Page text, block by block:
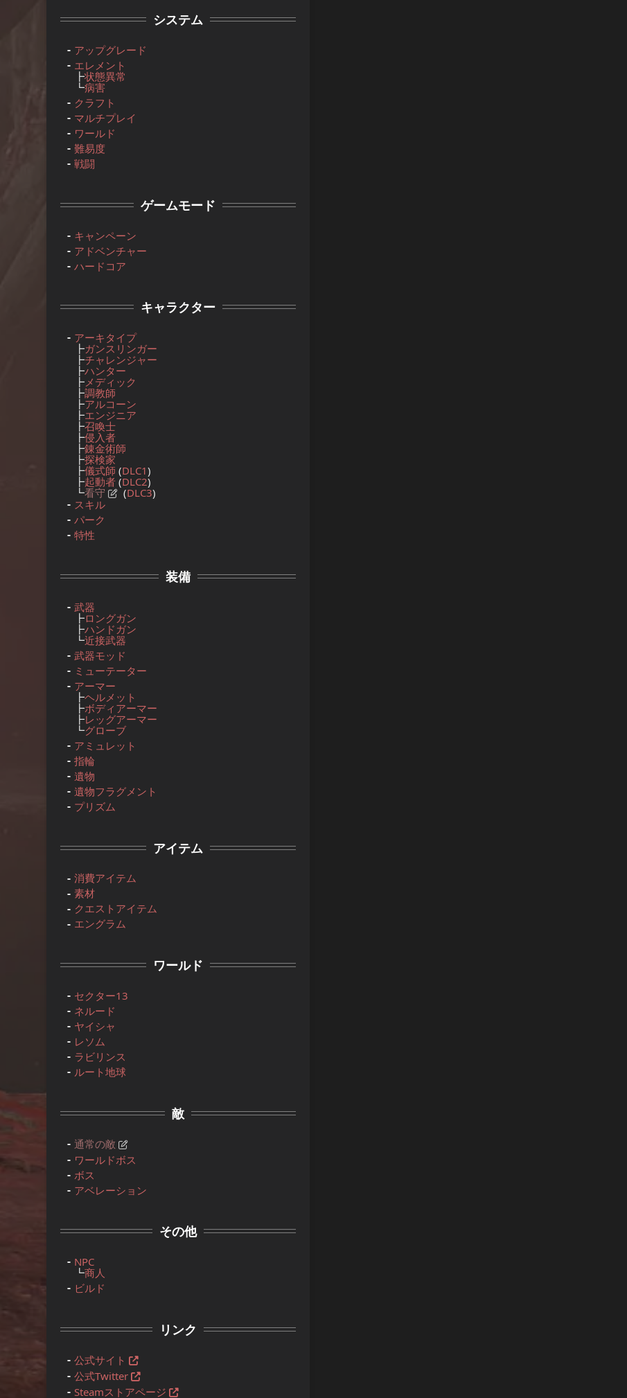
システム
アップグレード
エレメント
┣状態異常
┗病害
クラフト
マルチプレイ
ワールド
難易度
戦闘
ゲームモード
キャンペーン
アドベンチャー
ハードコア
キャラクター
アーキタイプ
┣ガンスリンガー
┣チャレンジャー
┣ハンター
┣メディック
┣調教師
┣アルコーン
┣エンジニア
┣召喚士
┣侵入者
┣錬金術師
┣探検家
┣儀式師 (DLC1)
┣起動者 (DLC2)
┗看守 (DLC3)
スキル
パーク
特性
装備
武器
┣ロングガン
┣ハンドガン
┗近接武器
武器モッド
ミューテーター
アーマー
┣ヘルメット
┣ボディアーマー
┣レッグアーマー
┗グローブ
アミュレット
指輪
遺物
遺物フラグメント
プリズム
アイテム
消費アイテム
素材
クエストアイテム
エングラム
ワールド
セクター13
ネルード
ヤイシャ
レソム
ラビリンス
ルート地球
敵
通常の敵
ワールドボス
ボス
アベレーション
その他
NPC
┗商人
ビルド
リンク
公式サイト
公式Twitter
Steamストアページ